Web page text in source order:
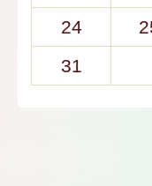
24
31